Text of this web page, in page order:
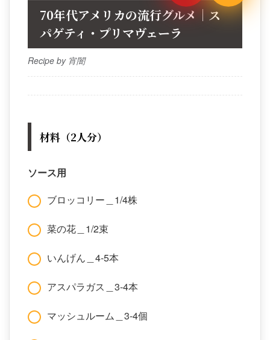
70年代アメリカの流行グルメ｜ス
パゲティ・プリマヴェーラ
Recipe by 宵闇
材料（2人分）
ソース用
ブロッコリー＿1/4株
菜の花＿1/2束
いんげん＿4-5本
アスパラガス＿3-4本
マッシュルーム＿3-4個